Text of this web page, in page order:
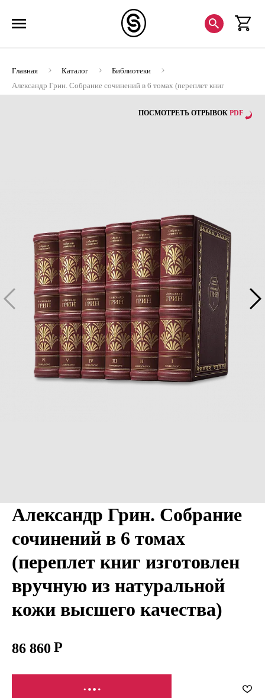
Главная Каталог
Библиотеки
Александр Грин. Собрание сочинений в 6 томах (переплет книг
изготовлен вручную из натуральной кожи высшего качества)
ПОСМОТРЕТЬ ОТРЫВОК PDF
Александр Грин. Собрание
сочинений в 6 томах
(переплет книг изготовлен
вручную из натуральной
кожи высшего качества)
86 860
СООБЩИТЬ О ПОСТУПЛЕНИИ